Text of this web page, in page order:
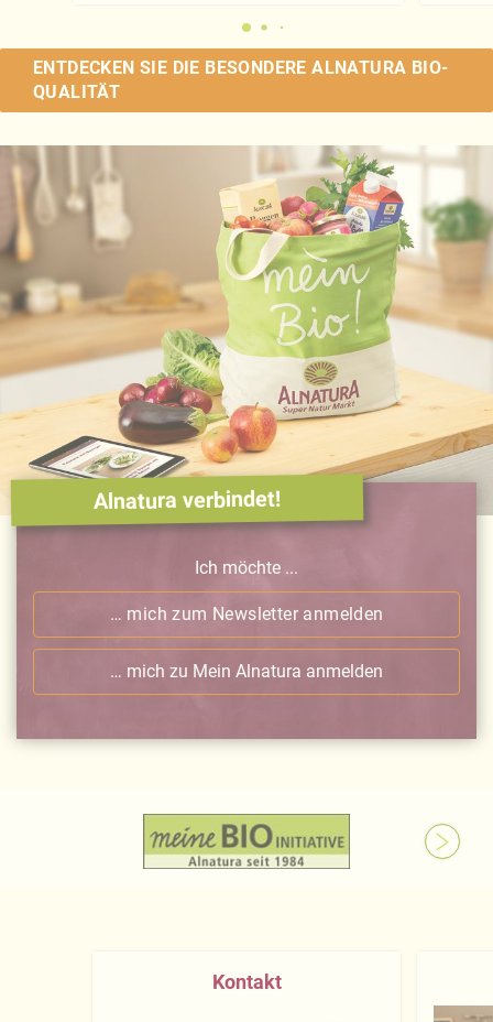
ENTDECKEN SIE DIE BESONDERE ALNATURA BIO-
QUALITÄT
Alnatura verbindet!
Ich möchte ...
… mich zum Newsletter anmelden
… mich zu Mein Alnatura anmelden
Kontakt